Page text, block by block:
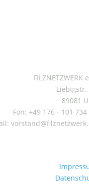
FILZNETZWERK
Liebigstr.
89081
Fon: +49 176 - 101 734